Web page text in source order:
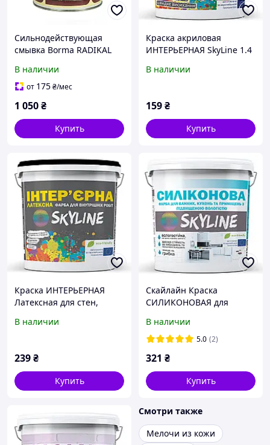
Сильнодействующая
смывка Borma RADIKAL
В наличии
от 175₴/мес
1 050₴
Купить
Краска акриловая
ИНТЕРЬЕРНАЯ SkyLine 1.4
В наличии
159₴
Купить
Краска ИНТЕРЬЕРНАЯ
Латексная для стен,
1.4 кг от Mirasvid
В наличии
239₴
Купить
Скайлайн Краска
СИЛИКОНОВАЯ для
помещений с
повышенной влажностью
В наличии
5.0 (2)
321 ₴
Купить
Смотри также
Мелочи из кожи